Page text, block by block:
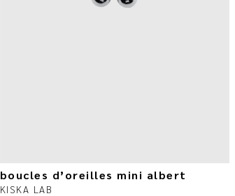
boucles d’oreilles mini albert
KISKA LAB